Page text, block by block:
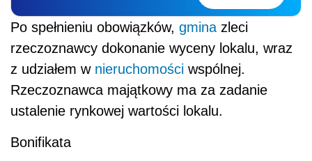
Po spełnieniu obowiązków, gmina zleci
rzeczoznawcy dokonanie wyceny lokalu, wraz
z udziałem w nieruchomości wspólnej.
Rzeczoznawca majątkowy ma za zadanie
ustalenie rynkowej wartości lokalu.
Bonifikata